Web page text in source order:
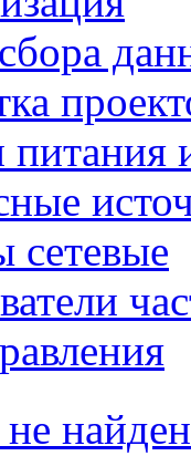
питания
сетевые
не